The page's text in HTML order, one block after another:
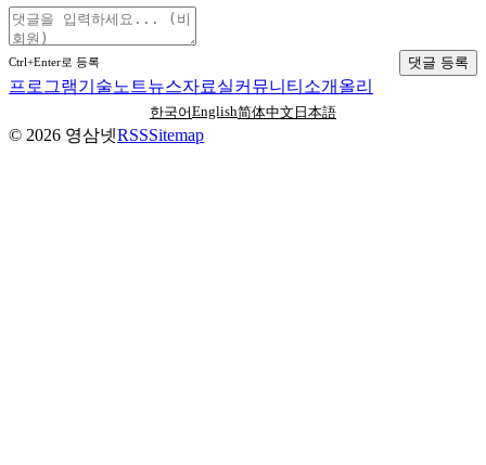
Ctrl+Enter로 등록 댓글 등록
프로그램기술노트뉴스자료실커뮤니티 소개 올리
한국어English简体中文 日本語
© 2026 영삼넷RSSSitemap